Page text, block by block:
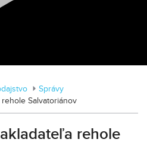
Správy
Salvatoriánov
rehole